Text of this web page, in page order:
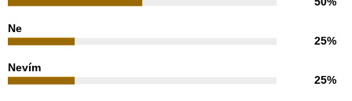
Ne
25%
Nevím
25%